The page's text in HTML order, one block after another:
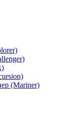
(Mariner)